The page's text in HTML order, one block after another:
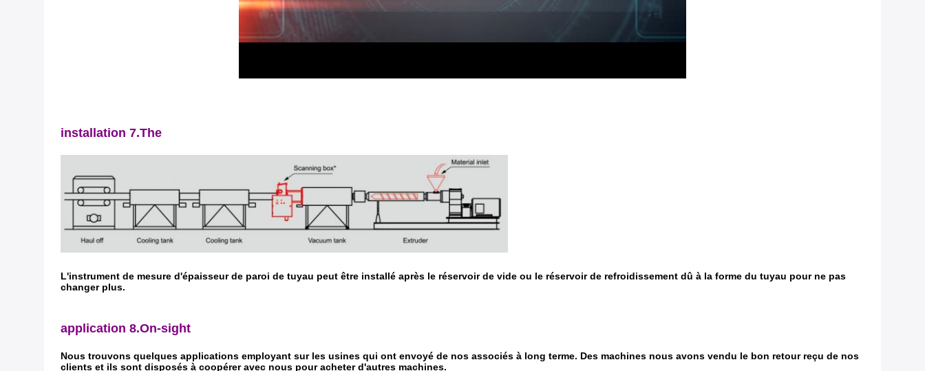
installation 7.The
L'instrument de mesure d'épaisseur de paroi de tuyau peut être installé après le réservoir de vide ou le réservoir de refroidissement dû à la forme du tuyau pour ne pas
changer plus.
application 8.On-sight
Nous trouvons quelques applications employant sur les usines qui ont envoyé de nos associés à long terme. Des machines nous avons vendu le bon retour reçu de nos
clients et ils sont disposés à coopérer avec nous pour acheter d'autres machines.